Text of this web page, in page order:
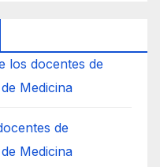
los docentes de
Medicina
de
Medicina